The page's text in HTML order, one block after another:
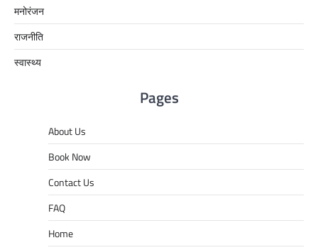
मनोरंजन
राजनीति
स्वास्थ्य
Pages
About Us
Book Now
Contact Us
FAQ
Home